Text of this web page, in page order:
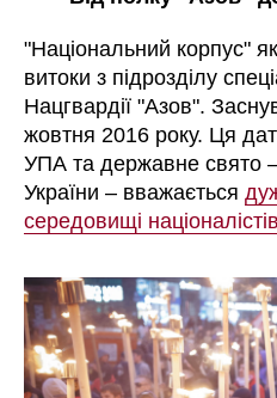
"Національний корпус"
витоки з підрозділу
Нацгвардії "Азов".
жовтня 2016 року. Ця
УПА та державне свято
України – вважається
середовищі націоналістів